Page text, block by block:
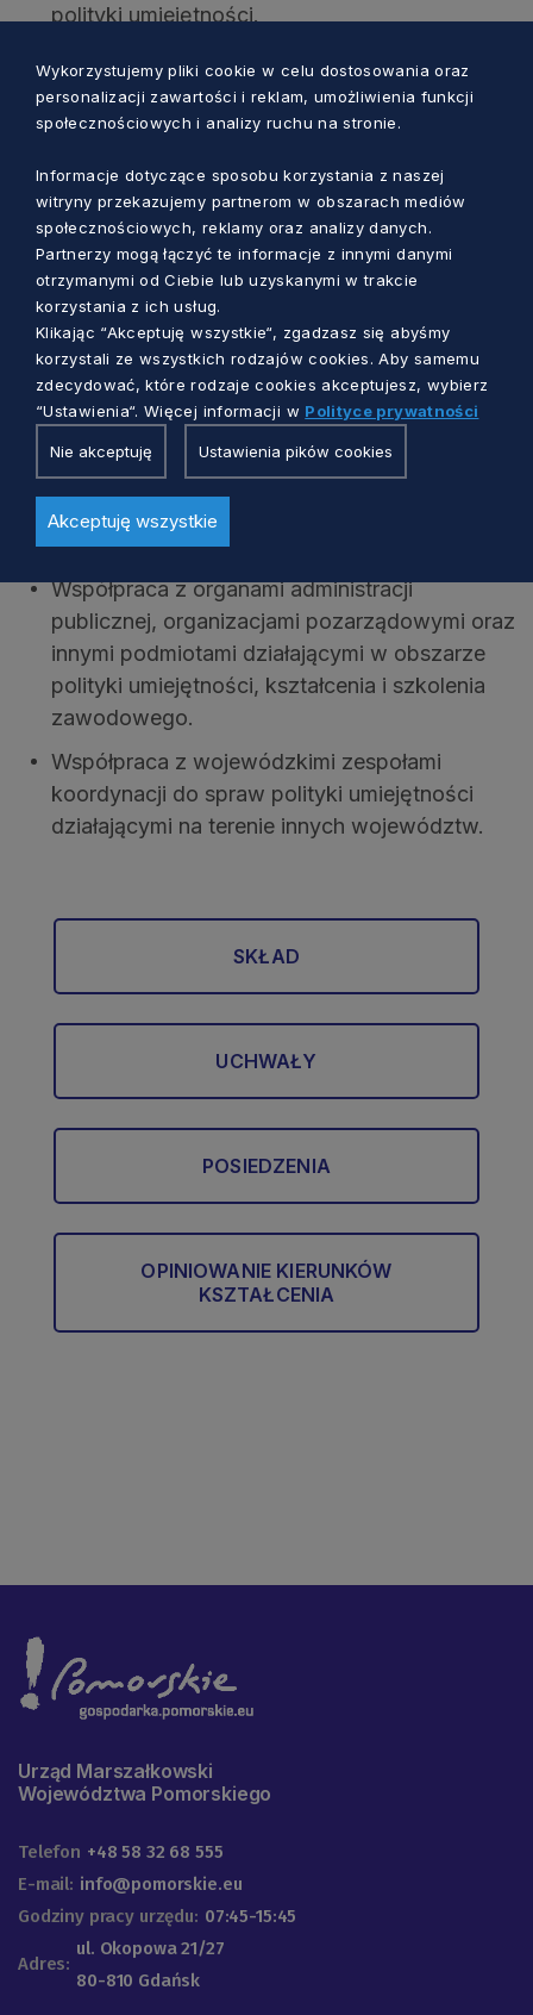
polityki umiejętności.
w województwie oraz monitorowanie i
ewaluacja realizacji wydawanych
Wydawanie opinii dotyczących zasadności
kształcenia w danym zawodzie zgodnie z
potrzebami rynku pracy.
Wydawanie, z własnej inicjatywy lub na
wniosek sejmiku województwa, zarządu
województwa lub marszałka województwa,
rekomendacji i opinii w sprawach istotnych dla
zakresie polityki umiejętności;
Delegowanie przedstawicieli do rad
branżowych centrów umiejętności.
Współpraca z organami administracji
publicznej, organizacjami pozarządowymi oraz
innymi podmiotami działającymi w obszarze
polityki umiejętności, kształcenia i szkolenia
zawodowego.
Współpraca z wojewódzkimi zespołami
koordynacji do spraw polityki umiejętności
działającymi na terenie innych województw.
SKŁAD
UCHWAŁY
POSIEDZENIA
OPINIOWANIE KIERUNKÓW
KSZTAŁCENIA
Urząd Marszałkowski
Województwa Pomorskiego
Telefon +48 58 32 68 555
E-mail: info@pomorskie.eu
Godziny pracy urzędu: 07:45-15:45
Adres:
ul. Okopowa 21/27
80-810 Gdańsk
Wykorzystujemy pliki cookie w celu dostosowania oraz
personalizacji zawartości i reklam, umożliwienia funkcji
społecznościowych i analizy ruchu na stronie.
Informacje dotyczące sposobu korzystania z naszej
witryny przekazujemy partnerom w obszarach mediów
społecznościowych, reklamy oraz analizy danych.
Partnerzy mogą łączyć te informacje z innymi danymi
otrzymanymi od Ciebie lub uzyskanymi w trakcie
korzystania z ich usług.
Klikając “Akceptuję wszystkie“, zgadzasz się abyśmy
korzystali ze wszystkich rodzajów cookies. Aby samemu
zdecydować, które rodzaje cookies akceptujesz, wybierz
“Ustawienia“. Więcej informacji w Polityce prywatności
Nie akceptuję Ustawienia pików cookies
Akceptuję wszystkie